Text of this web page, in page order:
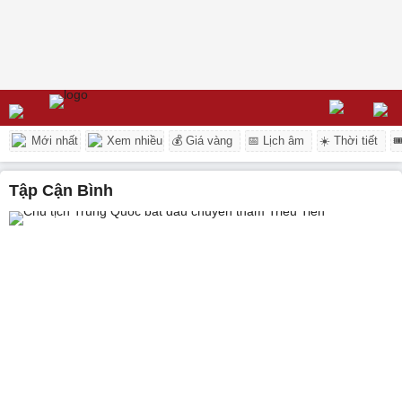
Mới nhất Xem nhiều 💰 Giá vàng 📅 Lịch âm ☀️ Thời tiết
Tập Cận Bình